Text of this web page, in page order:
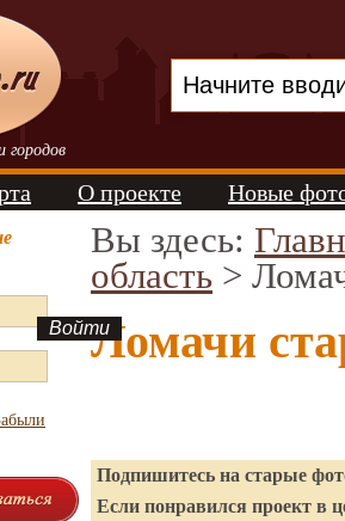
О проекте Новые
Вы здесь:
область >
Ломачи
Подпишитесь на старые
Если понравился проект в